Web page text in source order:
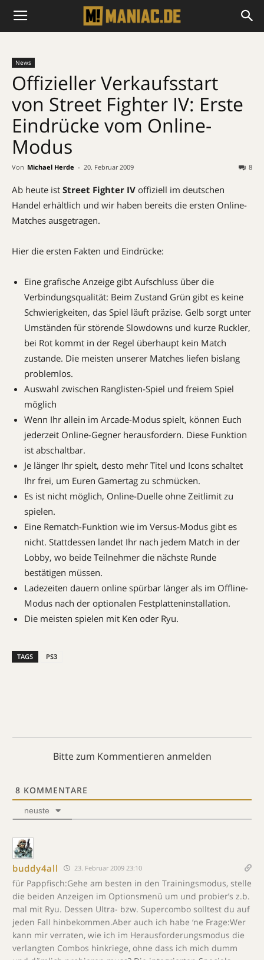
News
Offizieller Verkaufsstart
von Street Fighter IV: Erste
Eindrücke vom Online-
Modus
Von Michael Herde - 20. Februar 2009 8
Ab heute ist Street Fighter IV offiziell im deutschen
Handel erhältlich und wir haben bereits die ersten Online-
Matches ausgetragen.
Hier die ersten Fakten und Eindrücke:
Eine grafische Anzeige gibt Aufschluss über die
Verbindungsqualität: Beim Zustand Grün gibt es keine
Schwierigkeiten, das Spiel läuft präzise. Gelb sorgt unter
Umständen für störende Slowdowns und kurze Ruckler,
bei Rot kommt in der Regel überhaupt kein Match
zustande. Die meisten unserer Matches liefen bislang
problemlos.
Auswahl zwischen Ranglisten-Spiel und freiem Spiel
möglich
Wenn Ihr allein im Arcade-Modus spielt, können Euch
jederzeit Online-Gegner herausfordern. Diese Funktion
ist abschaltbar.
Je länger Ihr spielt, desto mehr Titel und Icons schaltet
Ihr frei, um Euren Gamertag zu schmücken.
Es ist nicht möglich, Online-Duelle ohne Zeitlimit zu
spielen.
Eine Rematch-Funktion wie im Versus-Modus gibt es
nicht. Stattdessen landet Ihr nach jedem Match in der
Lobby, wo beide Teilnehmer die nächste Runde
bestätigen müssen.
Ladezeiten dauern online spürbar länger als im Offline-
Modus nach der optionalen Festplatteninstallation.
Die meisten spielen mit Ken oder Ryu.
TAGS PS3
Bitte zum Kommentieren anmelden
8 KOMMENTARE
neuste
buddy4all 23. Februar 2009 23:10
für Pappfisch:Gehe am besten in den Trainingsmodus, stelle
die beiden Anzeigen im Optionsmenü um und probier’s z.b.
mal mit Ryu. Dessen Ultra- bzw. Supercombo solltest du auf
jeden Fall hinbekommen.Aber auch ich habe ‘ne Frage:Wer
kann mir verraten, wie ich im Herausforderungsmodus die
verlangten Combos hinkriege, ohne dass ich mich dumm